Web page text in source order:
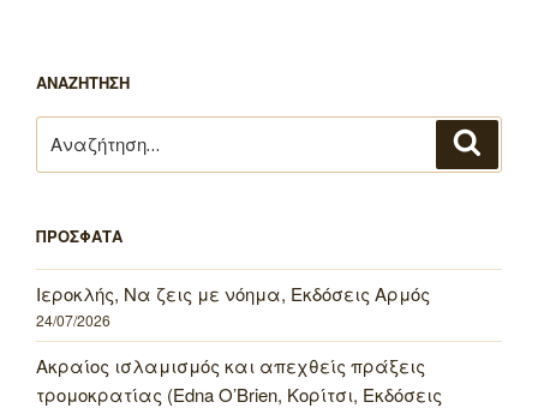
ΑΝΑΖΗΤΗΣΗ
για:
ΠΡΟΣΦΑΤΑ
Ιεροκλής, Να ζεις με νόημα, Εκδόσεις Αρμός
24/07/2026
Ακραίος ισλαμισμός και απεχθείς πράξεις
τρομοκρατίας (Edna O’Brien, Κορίτσι, Εκδόσεις